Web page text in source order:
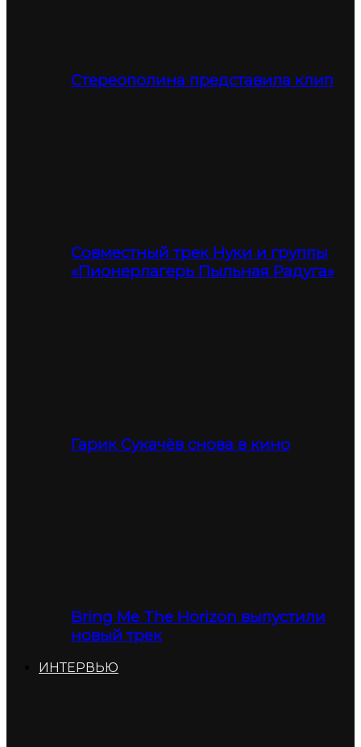
Стереополина представила клип
Совместный трек Нуки и группы
«Пионерлагерь Пыльная Радуга»
Гарик Сукачёв снова в кино
Bring Me The Horizon выпустили
новый трек
ИНТЕРВЬЮ